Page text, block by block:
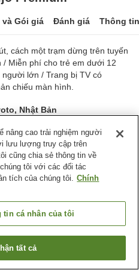
và Gói giá Đánh giá Thông
cách một trạm dừng trên tuyến
/ Miễn phí cho trẻ em dưới 12
lớn / Trang bị TV có
chiếu màn hình.
Nhật Bản
lượt
Thành phố Kyoto
trống
nâng cao trải nghiệm người
lưu lượng truy cập trên
cũng chia sẻ thông tin về
tôi với các đối tác
tích của chúng tôi. Chính
tin cá nhân của tôi
tất cả